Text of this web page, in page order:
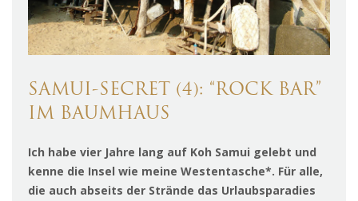
SAMUI-SECRET (4): “ROCK BAR”
IM BAUMHAUS
Ich habe vier Jahre lang auf Koh Samui gelebt und
kenne die Insel wie meine Westentasche*. Für alle,
die auch abseits der Strände das Urlaubsparadies